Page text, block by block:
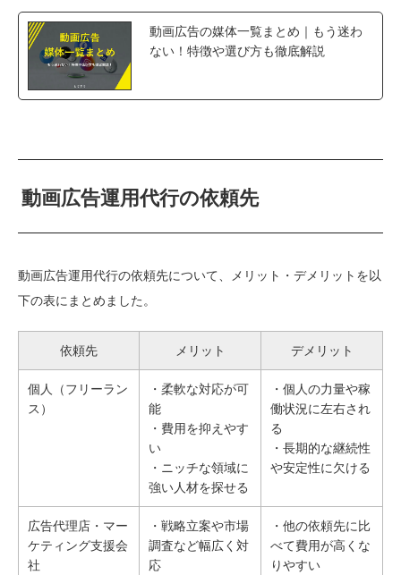
動画広告の媒体一覧まとめ｜もう迷わ
ない！特徴や選び方も徹底解説
動画広告運用代行の依頼先
動画広告運用代行の依頼先について、メリット・デメリットを以
下の表にまとめました。
依頼先 メリット デメリット
個人（フリーラン
ス）
・柔軟な対応が可
能
・費用を抑えやす
い
・ニッチな領域に
強い人材を探せる
・個人の力量や稼
働状況に左右され
る
・長期的な継続性
や安定性に欠ける
広告代理店・マー
ケティング支援会
社
・戦略立案や市場
調査など幅広く対
応
・他の依頼先に比
べて費用が高くな
りやすい